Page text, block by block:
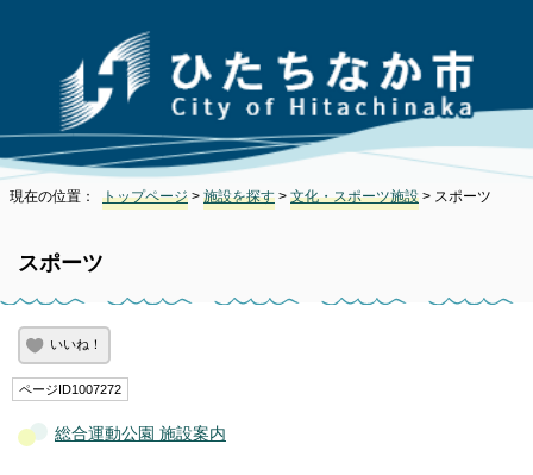
現在の位置： トップページ > 施設を探す > 文化・スポーツ施設 > スポーツ
スポーツ
いいね！
ページID1007272
総合運動公園 施設案内